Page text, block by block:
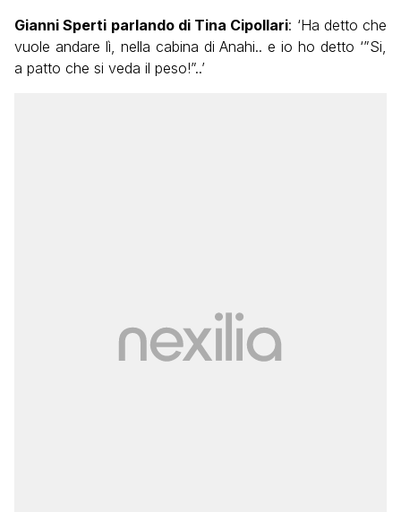
Gianni Sperti parlando di Tina Cipollari: ‘Ha detto che
vuole andare lì, nella cabina di Anahi.. e io ho detto ‘”Si,
a patto che si veda il peso!”..’